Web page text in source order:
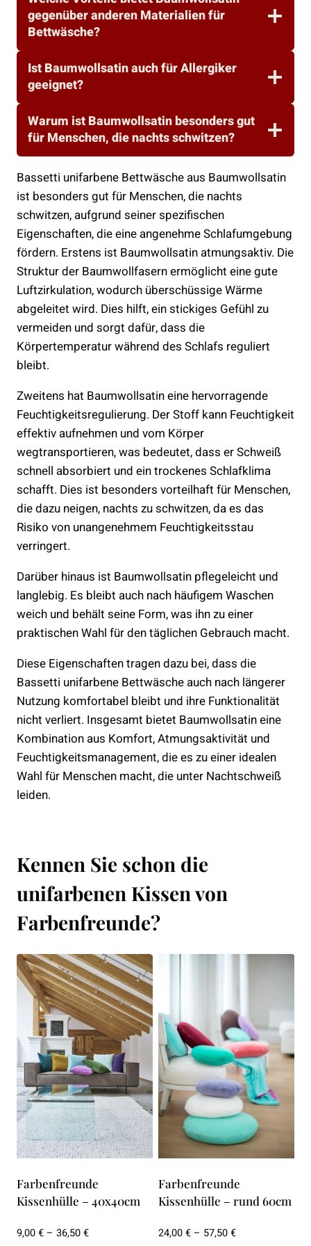
gegenüber anderen Materialien für
Bettwäsche?
Ist Baumwollsatin auch für Allergiker
geeignet?
Warum ist Baumwollsatin besonders gut
für Menschen, die nachts schwitzen?
Bassetti unifarbene Bettwäsche aus Baumwollsatin
ist besonders gut für Menschen, die nachts
schwitzen, aufgrund seiner spezifischen
Eigenschaften, die eine angenehme Schlafumgebung
fördern. Erstens ist Baumwollsatin atmungsaktiv. Die
Struktur der Baumwollfasern ermöglicht eine gute
Luftzirkulation, wodurch überschüssige Wärme
abgeleitet wird. Dies hilft, ein stickiges Gefühl zu
vermeiden und sorgt dafür, dass die
Körpertemperatur während des Schlafs reguliert
bleibt.
Zweitens hat Baumwollsatin eine hervorragende
Feuchtigkeitsregulierung. Der Stoff kann Feuchtigkeit
effektiv aufnehmen und vom Körper
wegtransportieren, was bedeutet, dass er Schweiß
schnell absorbiert und ein trockenes Schlafklima
schafft. Dies ist besonders vorteilhaft für Menschen,
die dazu neigen, nachts zu schwitzen, da es das
Risiko von unangenehmem Feuchtigkeitsstau
verringert.
Darüber hinaus ist Baumwollsatin pflegeleicht und
langlebig. Es bleibt auch nach häufigem Waschen
weich und behält seine Form, was ihn zu einer
praktischen Wahl für den täglichen Gebrauch macht.
Diese Eigenschaften tragen dazu bei, dass die
Bassetti unifarbene Bettwäsche auch nach längerer
Nutzung komfortabel bleibt und ihre Funktionalität
nicht verliert. Insgesamt bietet Baumwollsatin eine
Kombination aus Komfort, Atmungsaktivität und
Feuchtigkeitsmanagement, die es zu einer idealen
Wahl für Menschen macht, die unter Nachtschweiß
leiden.
Kennen Sie schon die
unifarbenen Kissen von
Farbenfreunde?
Farbenfreunde
Kissenhülle – 40x40cm
9,00€– 36,50€Preisspanne:
Farbenfreunde
Kissenhülle – rund 60cm
24,00€– 57,50€Preisspanne: